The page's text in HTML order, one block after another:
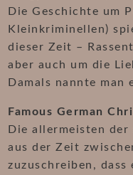
Die Geschichte um
Kleinkriminellen)
dieser Zeit –
aber auch um die
Damals nannte man
Famous German
Die allermeisten
aus der Zeit
zuzuschreiben, dass